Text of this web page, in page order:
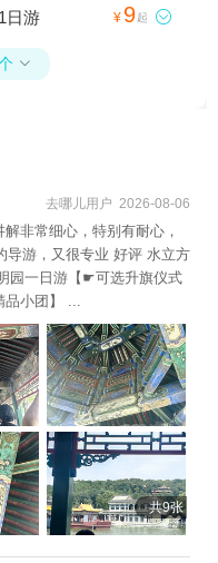
日游 ¥ 9起 

去哪儿用户 2026-08-06
非常细心，特别有耐心，
导游，又很专业 好评 水立方
园一日游【☛可选升旗仪式
小团】 ...
共9张